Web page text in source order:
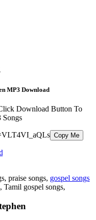
MP3 Download
Download Button To
Copy Me
praise songs, gospel songs
gospel songs,